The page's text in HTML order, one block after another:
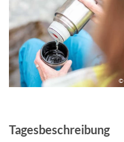
©
Tagesbeschreibung